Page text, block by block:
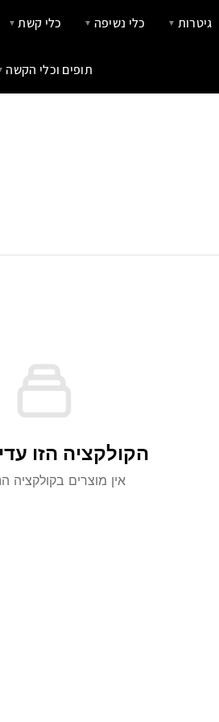
גיטרות ▼ כלי נשיפה ▼ כלי קשת ▼
תופים וכלי הקשה
הקולקציה הזו
אין מוצרים בקולקציה